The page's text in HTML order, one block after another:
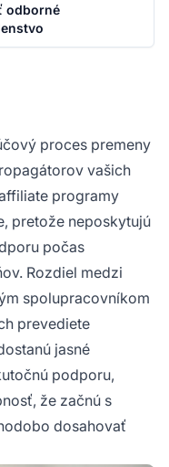
odborné
proces premeny
vašich
programy
pretože neposkytujú
počas
Rozdiel medzi
spolupracovníkom
prevediete
jasné
podporu,
že začnú s
dosahovať